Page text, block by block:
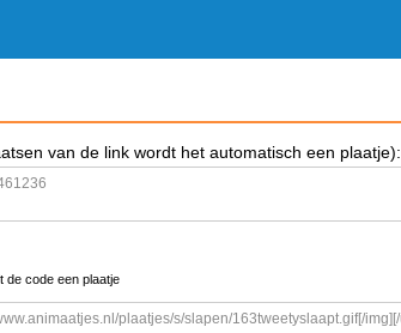
van de link wordt het automatisch een plaatje):
de code een plaatje